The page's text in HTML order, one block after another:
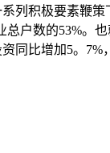
积极要素鞭
户数的53%。
同比增加5。